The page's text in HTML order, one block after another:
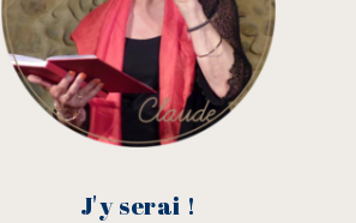
J'y serai !